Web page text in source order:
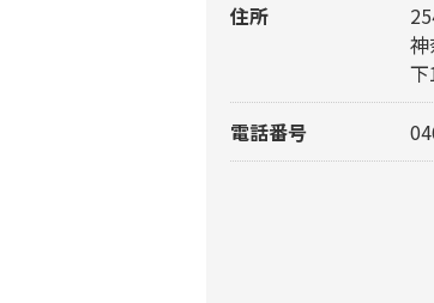
住所
電話番号